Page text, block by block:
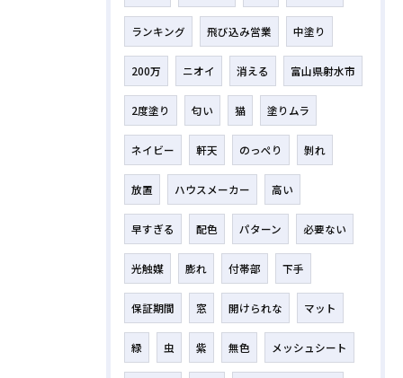
ランキング 飛び込み営業 中塗り
200万 ニオイ 消える 富山県射水市
2度塗り 匂い 猫 塗りムラ
ネイビー 軒天 のっぺり 剝れ
放置 ハウスメーカー 高い
早すぎる 配色 パターン 必要ない
光触媒 膨れ 付帯部 下手
保証期間 窓 開けられな マット
緑 虫 紫 無色 メッシュシート